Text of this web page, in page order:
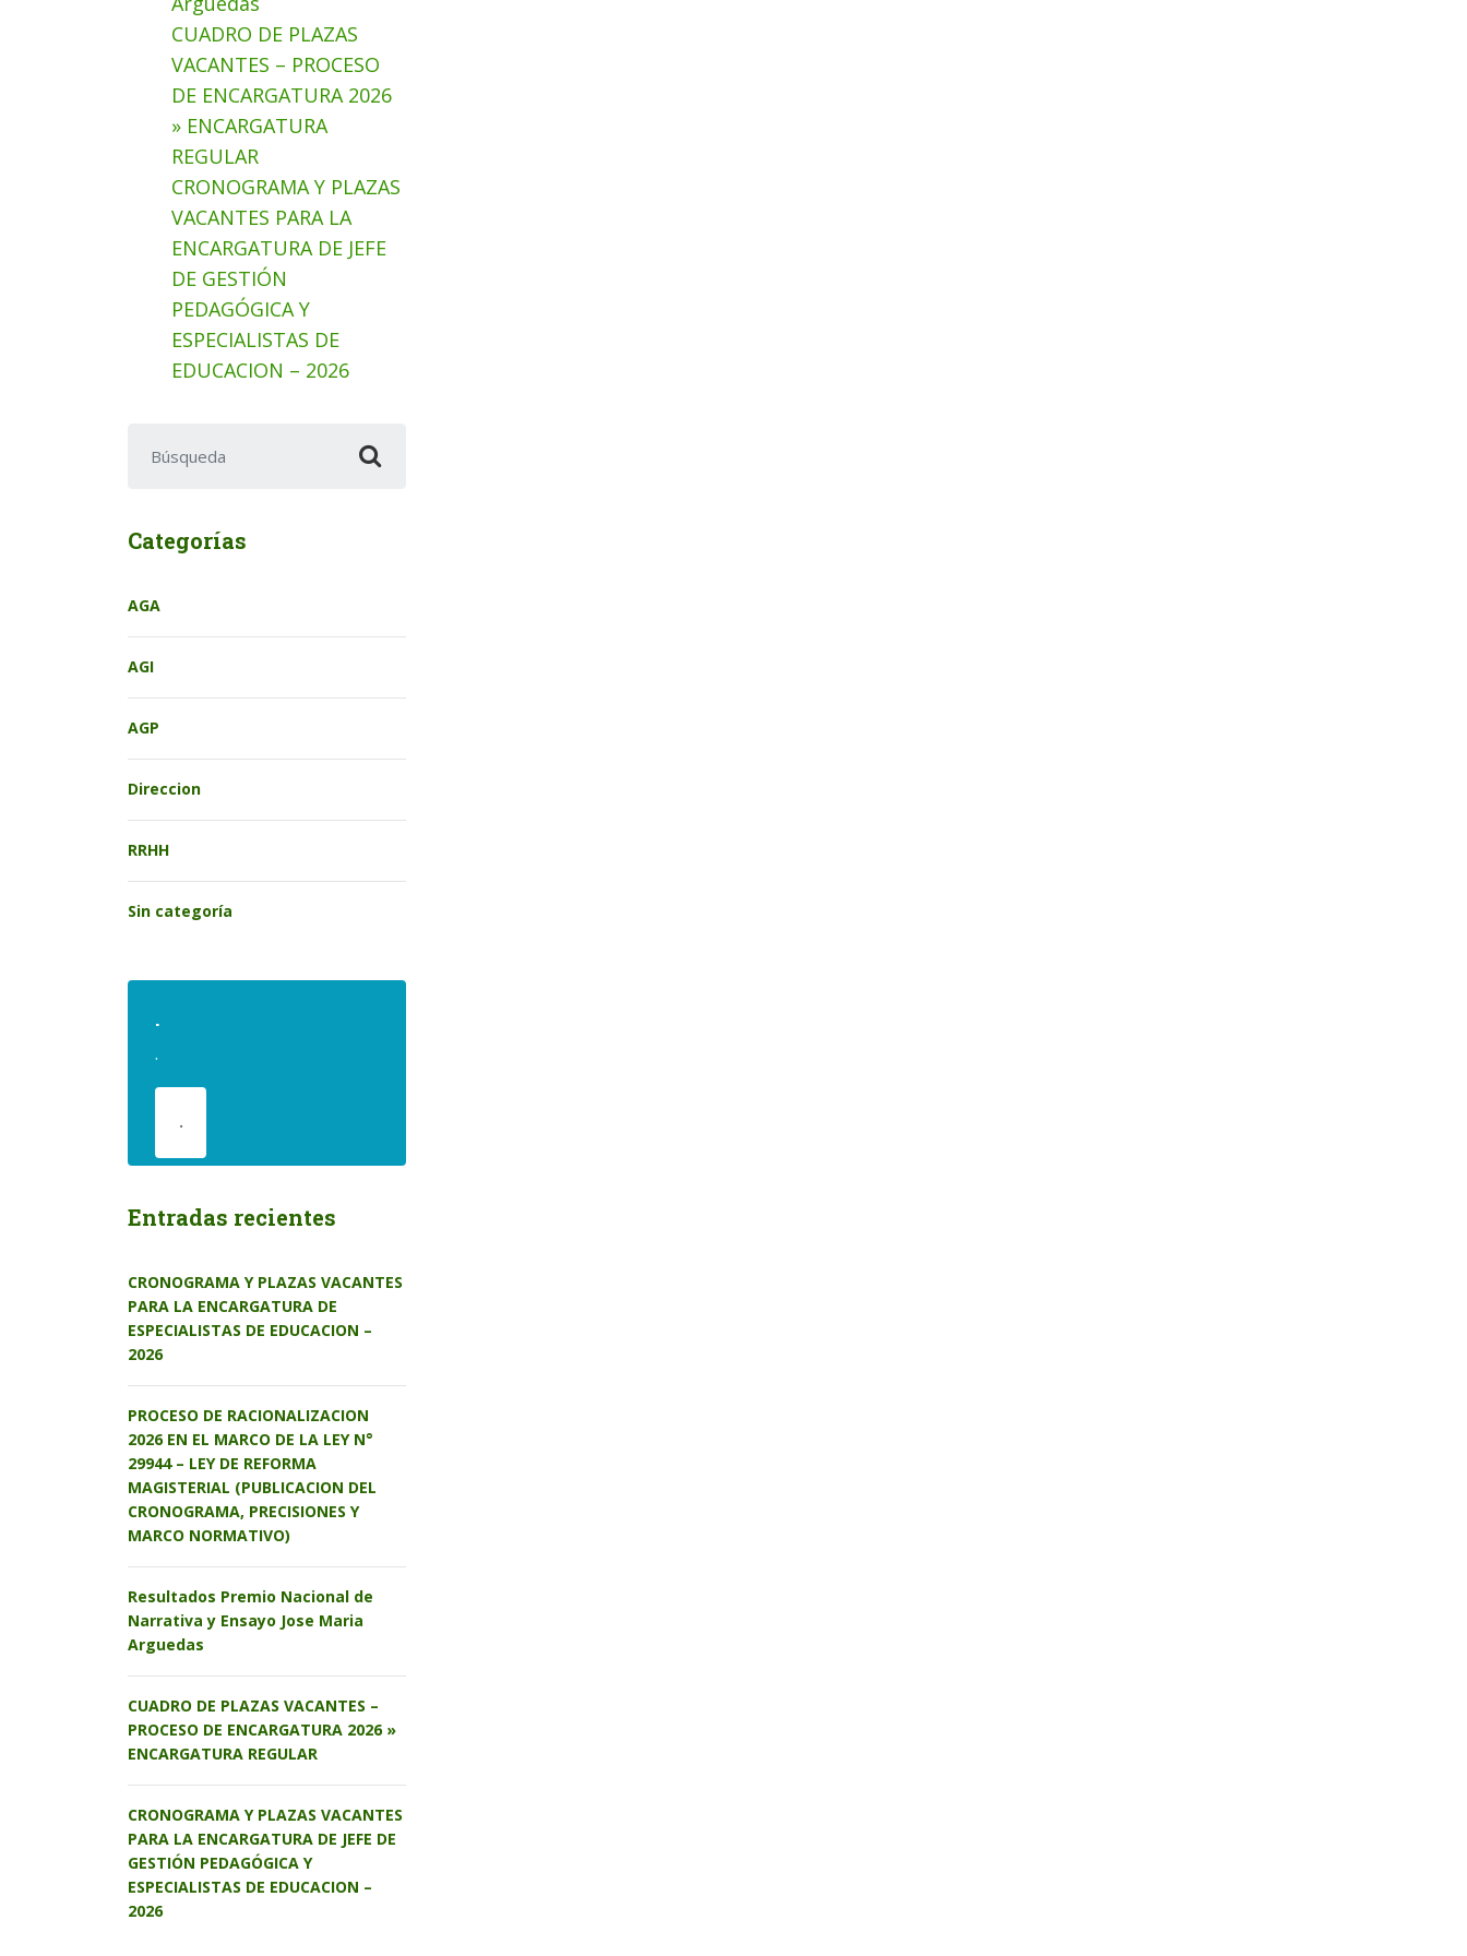
CUADRO DE PLAZAS
VACANTES – PROCESO
DE ENCARGATURA 2026
» ENCARGATURA
REGULAR
CRONOGRAMA Y PLAZAS
VACANTES PARA LA
ENCARGATURA DE JEFE
DE GESTIÓN
PEDAGÓGICA Y
ESPECIALISTAS DE
EDUCACION – 2026
Categorías
AGA
AGI
AGP
Direccion
RRHH
Sin categoría
.
.
.
Entradas recientes
CRONOGRAMA Y PLAZAS VACANTES
PARA LA ENCARGATURA DE
ESPECIALISTAS DE EDUCACION –
2026
PROCESO DE RACIONALIZACION
2026 EN EL MARCO DE LA LEY N°
29944 – LEY DE REFORMA
MAGISTERIAL (PUBLICACION DEL
CRONOGRAMA, PRECISIONES Y
MARCO NORMATIVO)
Resultados Premio Nacional de
Narrativa y Ensayo Jose Maria
Arguedas
CUADRO DE PLAZAS VACANTES –
PROCESO DE ENCARGATURA 2026 »
ENCARGATURA REGULAR
CRONOGRAMA Y PLAZAS VACANTES
PARA LA ENCARGATURA DE JEFE DE
GESTIÓN PEDAGÓGICA Y
ESPECIALISTAS DE EDUCACION –
2026